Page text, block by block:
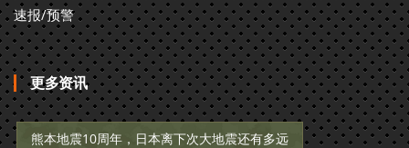
速报/预警
更多资讯
熊本地震10周年，日本离下次大地震还有多远